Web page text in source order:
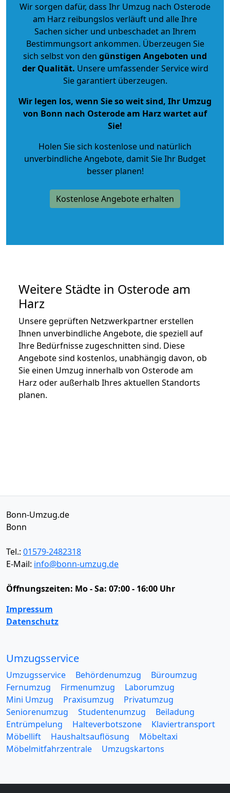
Wir sorgen dafür, dass Ihr Umzug nach Osterode
am Harz reibungslos verläuft und alle Ihre
Sachen sicher und unbeschadet an Ihrem
Bestimmungsort ankommen. Überzeugen Sie
sich selbst von den günstigen Angeboten und
der Qualität. Unsere umfassender Service wird
Sie garantiert überzeugen.
Wir legen los, wenn Sie so weit sind, Ihr Umzug
von Bonn nach Osterode am Harz wartet auf
Sie!
Holen Sie sich kostenlose und natürlich
unverbindliche Angebote, damit Sie Ihr Budget
besser planen!
Kostenlose Angebote erhalten
Weitere Städte in Osterode am
Harz
Unsere geprüften Netzwerkpartner erstellen
Ihnen unverbindliche Angebote, die speziell auf
Ihre Bedürfnisse zugeschnitten sind. Diese
Angebote sind kostenlos, unabhängig davon, ob
Sie einen Umzug innerhalb von Osterode am
Harz oder außerhalb Ihres aktuellen Standorts
planen.
Bonn-Umzug.de
Bonn
Tel.: 01579-2482318
E-Mail: info@bonn-umzug.de
Öffnungszeiten: Mo - Sa: 07:00 - 16:00 Uhr
Impressum
Datenschutz
Umzugsservice
Umzugsservice Behördenumzug
Büroumzug
Fernumzug
Firmenumzug
Laborumzug
Mini Umzug
Praxisumzug
Privatumzug
Seniorenumzug
Studentenumzug
Beiladung
Entrümpelung
Halteverbotszone
Klaviertransport
Möbellift
Haushaltsauflösung
Möbeltaxi
Möbelmitfahrzentrale
Umzugskartons